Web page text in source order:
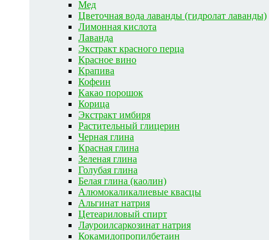
Мед
Цветочная вода лаванды (гидролат лаванды)
Лимонная кислота
Лаванда
Экстракт красного перца
Красное вино
Крапива
Кофеин
Какао порошок
Корица
Экстракт имбиря
Растительный глицерин
Черная глина
Красная глина
Зеленая глина
Голубая глина
Белая глина (каолин)
Алюмокаликалиевые квасцы
Альгинат натрия
Цетеариловый спирт
Лауроилсаркозинат натрия
Кокамидопропилбетаин